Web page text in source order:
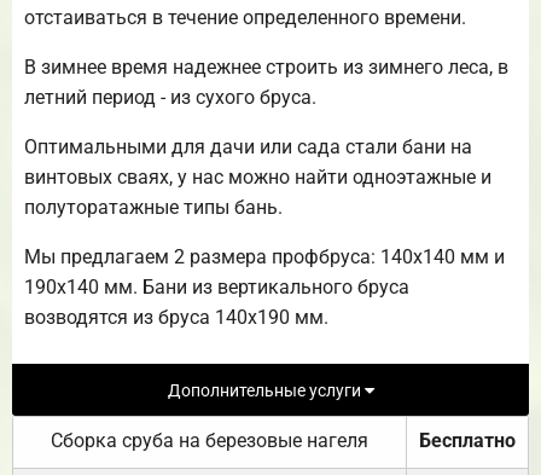
отстаиваться в течение определенного времени.
В зимнее время надежнее строить из зимнего леса, в
летний период - из сухого бруса.
Оптимальными для дачи или сада стали бани на
винтовых сваях, у нас можно найти одноэтажные и
полуторатажные типы бань.
Мы предлагаем 2 размера профбруса: 140х140 мм и
190х140 мм. Бани из вертикального бруса
возводятся из бруса 140х190 мм.
Дополнительные услуги
Сборка сруба на березовые нагеля Бесплатно